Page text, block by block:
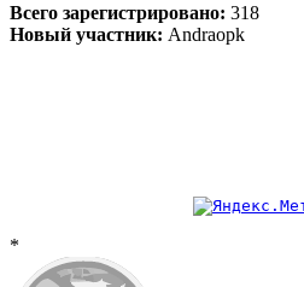
Всего зарегистрировано: 318
Новый участник: Andraopk
*